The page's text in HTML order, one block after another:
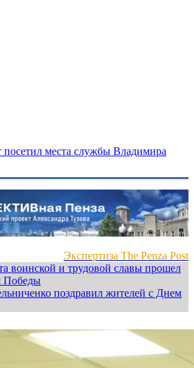
места службы Владимира
Экспертиза The Penza Post
воинской и трудовой славы прошел
Победы
поздравил жителей с Днем